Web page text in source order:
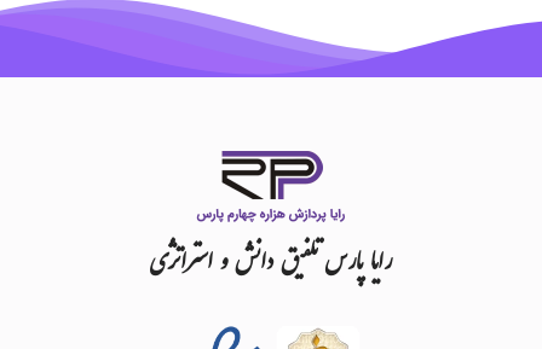
رایاپارستلفیقدانشواستراتژی